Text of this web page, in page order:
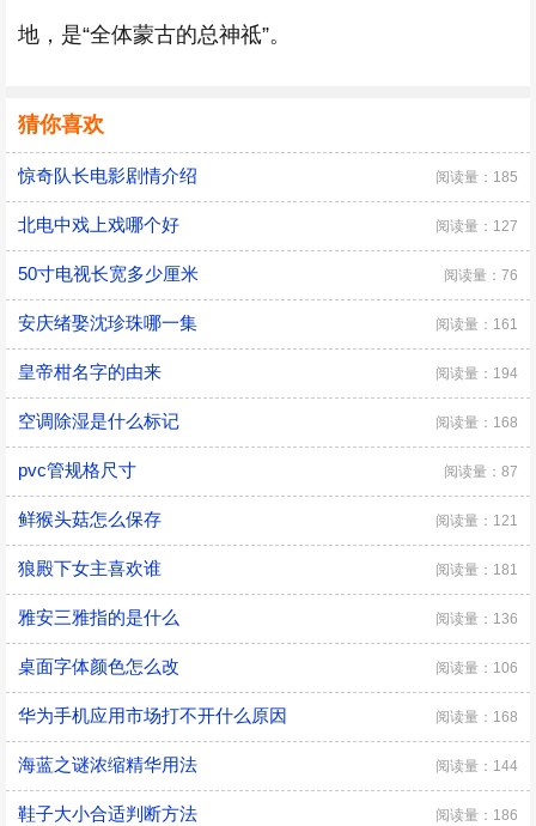
地，是“全体蒙古的总神祗”。
猜你喜欢
惊奇队长电影剧情介绍 阅读量：185
北电中戏上戏哪个好 阅读量：127
50寸电视长宽多少厘米 阅读量：76
安庆绪娶沈珍珠哪一集 阅读量：161
皇帝柑名字的由来 阅读量：194
空调除湿是什么标记 阅读量：168
pvc管规格尺寸 阅读量：87
鲜猴头菇怎么保存 阅读量：121
狼殿下女主喜欢谁 阅读量：181
雅安三雅指的是什么 阅读量：136
桌面字体颜色怎么改 阅读量：106
华为手机应用市场打不开什么原因 阅读量：168
海蓝之谜浓缩精华用法 阅读量：144
鞋子大小合适判断方法 阅读量：186